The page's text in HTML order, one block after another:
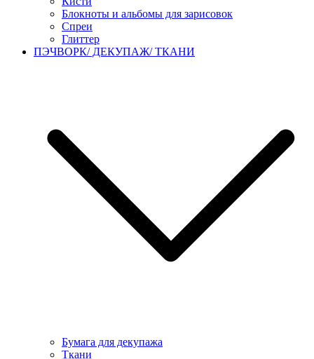
Блокноты и альбомы для зарисовок
Спреи
Глиттер
ПЭЧВОРК/ ДЕКУПАЖ/ ТКАНИ
Бумага для декупажа
Ткани